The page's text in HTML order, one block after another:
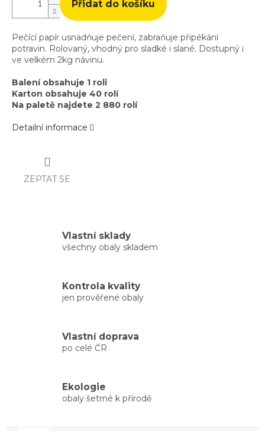
Přidat do košíku
Pečící papír usnadňuje pečení, zabraňuje připékání
potravin. Rolovaný, vhodný pro sladké i slané. Dostupný i
ve velkém 2kg návinu.
Balení obsahuje 1 roli
Karton obsahuje 40 rolí
Na paletě najdete 2 880 rolí
Detailní informace
ZEPTAT SE
Vlastní sklady
všechny obaly skladem
Kontrola kvality
jen prověřené obaly
Vlastní doprava
po celé ČR
Ekologie
obaly šetrné k přírodě